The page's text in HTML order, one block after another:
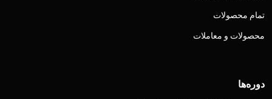
تمام محصولات
محصولات و معاملات
دوره‌ها